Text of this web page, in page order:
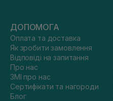
ДОПОМОГА
Оплата та доставка
Як зробити замовлення
Відповіді на запитання
Про нас
ЗМІ про нас
Сертифікати та нагороди
Блог